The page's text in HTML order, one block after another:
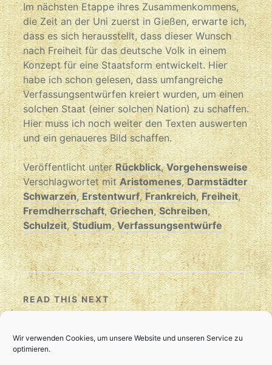
Wir verwenden Cookies, um unsere Website und unseren Service zu
optimieren.
Im nächsten Etappe ihres Zusammenkommens,
die Zeit an der Uni zuerst in Gießen, erwarte ich,
dass es sich herausstellt, dass dieser Wunsch
nach Freiheit für das deutsche Volk in einem
Konzept für eine Staatsform entwickelt. Hier
habe ich schon gelesen, dass umfangreiche
Verfassungsentwürfen kreiert wurden, um einen
solchen Staat (einer solchen Nation) zu schaffen.
Hier muss ich noch weiter den Texten auswerten
und ein genaueres Bild schaffen.
Veröffentlicht unterRückblick,Vorgehensweise
Verschlagwortet mitAristomenes,Darmstädter
Schwarzen,Erstentwurf,Frankreich,Freiheit,
Fremdherrschaft,Griechen,Schreiben,
Schulzeit,Studium,Verfassungsentwürfe
READ THIS NEXT
Vorbereitung zum Schreiben
über die Schwarzen